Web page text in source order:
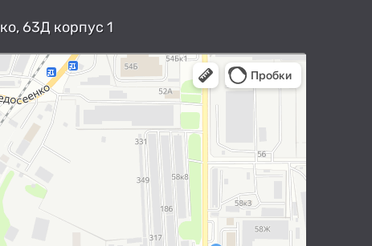
63Д корпус 1
Карты